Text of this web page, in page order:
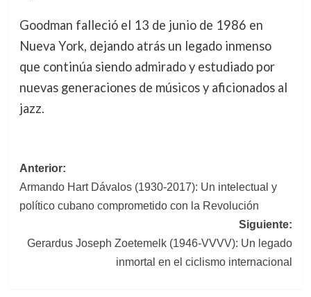
Goodman falleció el 13 de junio de 1986 en
Nueva York, dejando atrás un legado inmenso
que continúa siendo admirado y estudiado por
nuevas generaciones de músicos y aficionados al
jazz.
Navegación
de
entradas
Anterior:
Armando Hart Dávalos (1930-2017): Un intelectual y
político cubano comprometido con la Revolución
Siguiente:
Gerardus Joseph Zoetemelk (1946-VVVV): Un legado
inmortal en el ciclismo internacional